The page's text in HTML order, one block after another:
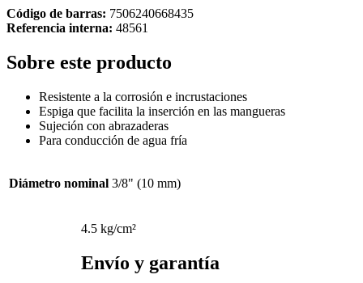
Código de barras: 7506240668435
Referencia interna: 48561
Sobre este producto
Resistente a la corrosión e incrustaciones
Espiga que facilita la inserción en las mangueras
Sujeción con abrazaderas
Para conducción de agua fría
Diámetro nominal 3/8" (10 mm)
4.5 kg/cm²
Envío y garantía